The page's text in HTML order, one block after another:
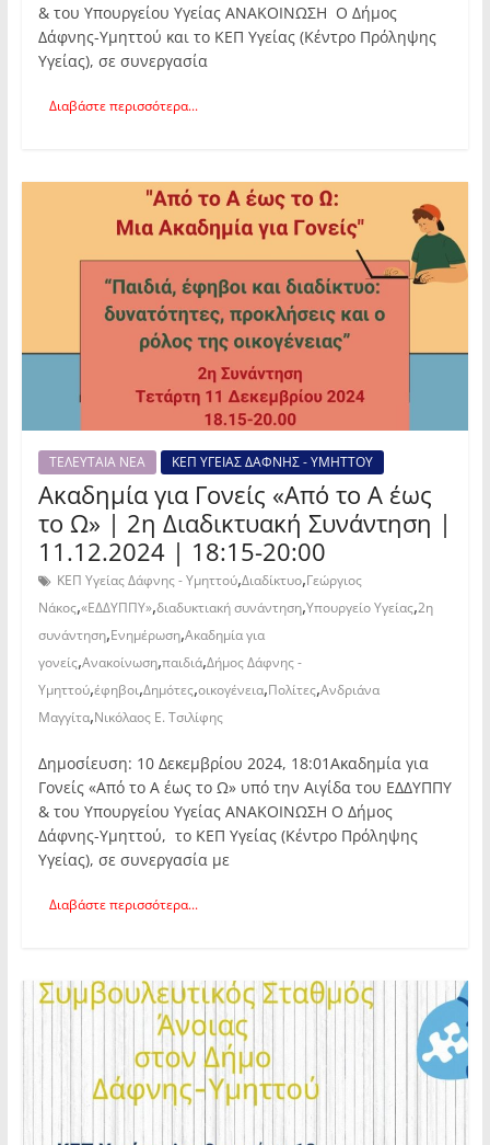
& του Υπουργείου Υγείας ΑΝΑΚΟΙΝΩΣΗ Ο Δήμος
Δάφνης-Υμηττού και το ΚΕΠ Υγείας (Κέντρο Πρόληψης
Υγείας), σε συνεργασία
Διαβάστε περισσότερα...
ΤΕΛΕΥΤΑΙΑ ΝΕΑ ΚΕΠ ΥΓΕΙΑΣ ΔΑΦΝΗΣ - ΥΜΗΤΤΟΥ
Ακαδημία για Γονείς «Από το Α έως
το Ω» | 2η Διαδικτυακή Συνάντηση |
11.12.2024 | 18:15-20:00
ΚΕΠ Υγείας Δάφνης - Υμηττού,Διαδίκτυο,Γεώργιος
Νάκος,«ΕΔΔΥΠΠΥ»,διαδυκτιακή συνάντηση,Υπουργείο Υγείας,2η
συνάντηση,Ενημέρωση,Ακαδημία για
γονείς,Ανακοίνωση,παιδιά,Δήμος Δάφνης -
Υμηττού,έφηβοι,Δημότες,οικογένεια,Πολίτες,Ανδριάνα
Μαγγίτα,Νικόλαος Ε. Τσιλίφης
Δημοσίευση: 10 Δεκεμβρίου 2024, 18:01Ακαδημία για
Γονείς «Από το Α έως το Ω» υπό την Αιγίδα του ΕΔΔΥΠΠΥ
& του Υπουργείου Υγείας ΑΝΑΚΟΙΝΩΣΗ Ο Δήμος
Δάφνης-Υμηττού, το ΚΕΠ Υγείας (Κέντρο Πρόληψης
Υγείας), σε συνεργασία με
Διαβάστε περισσότερα...